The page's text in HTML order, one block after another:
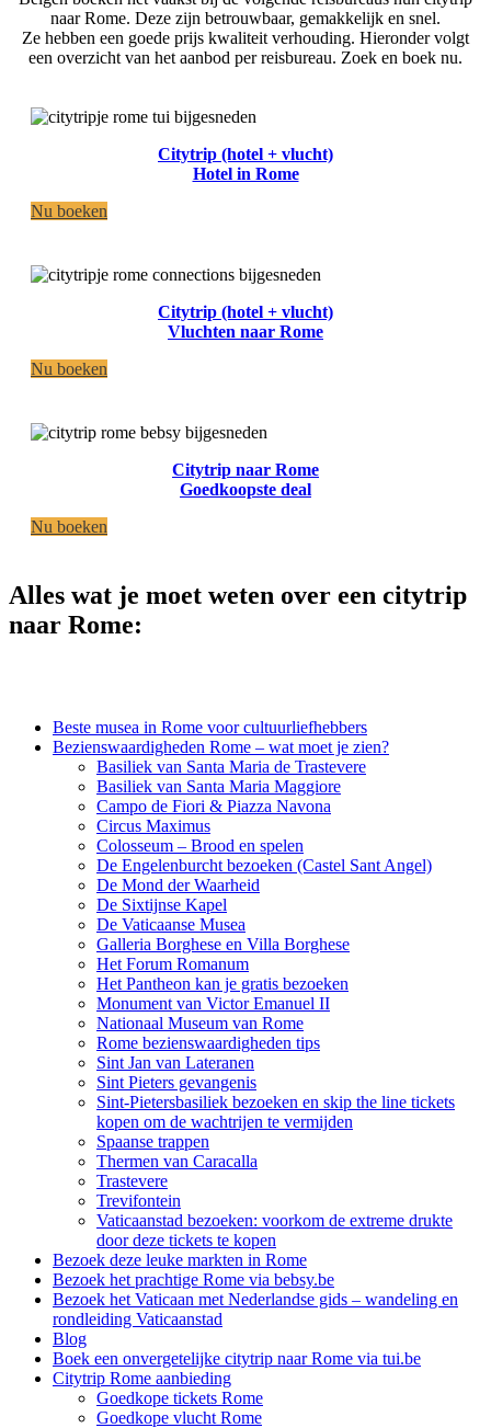
naar Rome. Deze zijn betrouwbaar, gemakkelijk en snel.
Ze hebben een goede prijs kwaliteit verhouding. Hieronder volgt
een overzicht van het aanbod per reisbureau. Zoek en boek nu.
Citytrip (hotel + vlucht)
Hotel in Rome
Nu boeken
Citytrip (hotel + vlucht)
Vluchten naar Rome
Nu boeken
Citytrip naar Rome
Goedkoopste deal
Nu boeken
Alles wat je moet weten over een citytrip
naar Rome:
Beste musea in Rome voor cultuurliefhebbers
Bezienswaardigheden Rome – wat moet je zien?
Basiliek van Santa Maria de Trastevere
Basiliek van Santa Maria Maggiore
Campo de Fiori & Piazza Navona
Circus Maximus
Colosseum – Brood en spelen
De Engelenburcht bezoeken (Castel Sant Angel)
De Mond der Waarheid
De Sixtijnse Kapel
De Vaticaanse Musea
Galleria Borghese en Villa Borghese
Het Forum Romanum
Het Pantheon kan je gratis bezoeken
Monument van Victor Emanuel II
Nationaal Museum van Rome
Rome bezienswaardigheden tips
Sint Jan van Lateranen
Sint Pieters gevangenis
Sint-Pietersbasiliek bezoeken en skip the line tickets
kopen om de wachtrijen te vermijden
Spaanse trappen
Thermen van Caracalla
Trastevere
Trevifontein
Vaticaanstad bezoeken: voorkom de extreme drukte
door deze tickets te kopen
Bezoek deze leuke markten in Rome
Bezoek het prachtige Rome via bebsy.be
Bezoek het Vaticaan met Nederlandse gids – wandeling en
rondleiding Vaticaanstad
Blog
Boek een onvergetelijke citytrip naar Rome via tui.be
Citytrip Rome aanbieding
Goedkope tickets Rome
Goedkope vlucht Rome